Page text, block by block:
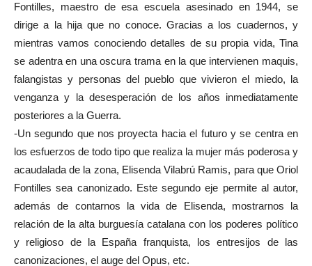
Fontilles, maestro de esa escuela asesinado en 1944, se
dirige a la hija que no conoce. Gracias a los cuadernos, y
mientras vamos conociendo detalles de su propia vida, Tina
se adentra en una oscura trama en la que intervienen maquis,
falangistas y personas del pueblo que vivieron el miedo, la
venganza y la desesperación de los años inmediatamente
posteriores a la Guerra.
-Un segundo que nos proyecta hacia el futuro y se centra en
los esfuerzos de todo tipo que realiza la mujer más poderosa y
acaudalada de la zona, Elisenda Vilabrú Ramis, para que Oriol
Fontilles sea canonizado. Este segundo eje permite al autor,
además de contarnos la vida de Elisenda, mostrarnos la
relación de la alta burguesía catalana con los poderes político
y religioso de la España franquista, los entresijos de las
canonizaciones, el auge del Opus, etc.